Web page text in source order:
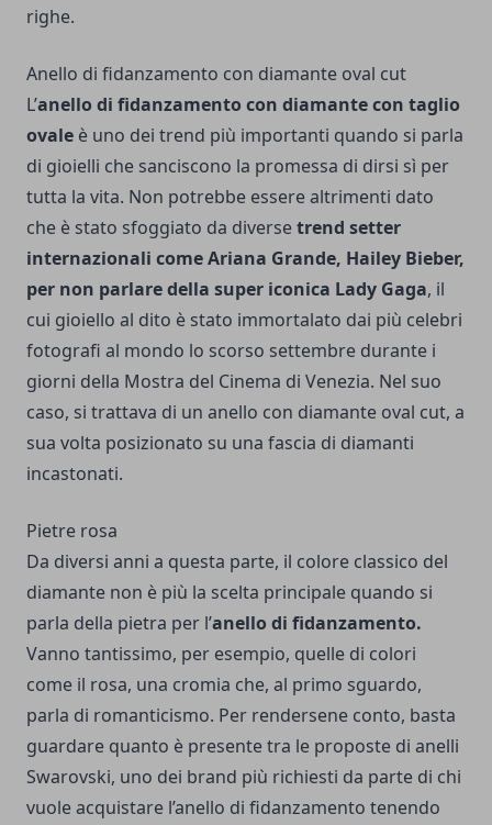
righe.
Anello di fidanzamento con diamante oval cut
L’anello di fidanzamento con diamante con taglio
ovale è uno dei trend più importanti quando si parla
di gioielli che sanciscono la promessa di dirsi sì per
tutta la vita. Non potrebbe essere altrimenti dato
che è stato sfoggiato da diversetrend setter
internazionali come Ariana Grande, Hailey Bieber,
per non parlare della super iconica Lady Gaga, il
cui gioiello al dito è stato immortalato dai più celebri
fotografi al mondo lo scorso settembre durante i
giorni della Mostra del Cinema di Venezia. Nel suo
caso, si trattava di un anello con diamante oval cut, a
sua volta posizionato su una fascia di diamanti
incastonati.
Pietre rosa
Da diversi anni a questa parte, il colore classico del
diamante non è più la scelta principale quando si
parla della pietra per l’anello di fidanzamento.
Vanno tantissimo, per esempio, quelle di colori
come il rosa, una cromia che, al primo sguardo,
parla di romanticismo. Per rendersene conto, basta
guardare quanto è presente tra le proposte di anelli
Swarovski, uno dei brand più richiesti da parte di chi
vuole acquistare l’anello di fidanzamento tenendo